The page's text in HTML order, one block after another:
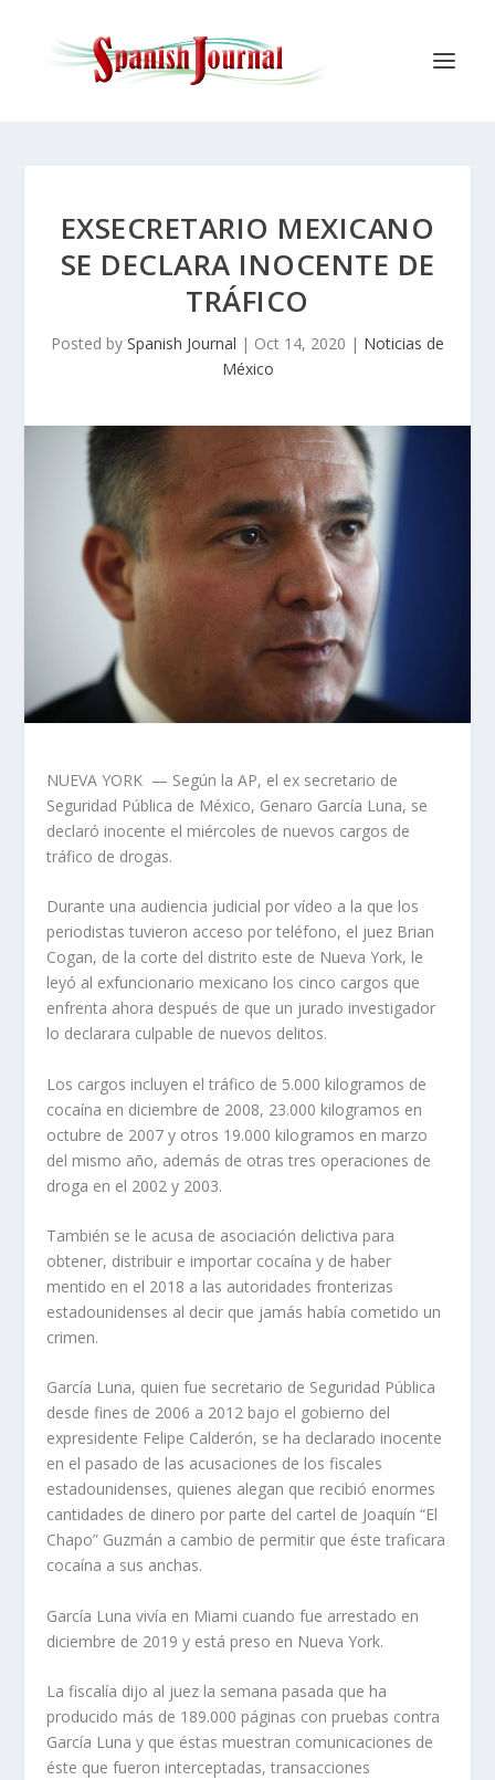
EXSECRETARIO MEXICANO
SE DECLARA INOCENTE DE
TRÁFICO
Posted by Spanish Journal | Oct 14, 2020 | Noticias de
México
NUEVA YORK — Según la AP, el ex secretario de
Seguridad Pública de México, Genaro García Luna, se
declaró inocente el miércoles de nuevos cargos de
tráfico de drogas.
Durante una audiencia judicial por vídeo a la que los
periodistas tuvieron acceso por teléfono, el juez Brian
Cogan, de la corte del distrito este de Nueva York, le
leyó al exfuncionario mexicano los cinco cargos que
enfrenta ahora después de que un jurado investigador
lo declarara culpable de nuevos delitos.
Los cargos incluyen el tráfico de 5.000 kilogramos de
cocaína en diciembre de 2008, 23.000 kilogramos en
octubre de 2007 y otros 19.000 kilogramos en marzo
del mismo año, además de otras tres operaciones de
droga en el 2002 y 2003.
También se le acusa de asociación delictiva para
obtener, distribuir e importar cocaína y de haber
mentido en el 2018 a las autoridades fronterizas
estadounidenses al decir que jamás había cometido un
crimen.
García Luna, quien fue secretario de Seguridad Pública
desde fines de 2006 a 2012 bajo el gobierno del
expresidente Felipe Calderón, se ha declarado inocente
en el pasado de las acusaciones de los fiscales
estadounidenses, quienes alegan que recibió enormes
cantidades de dinero por parte del cartel de Joaquín “El
Chapo” Guzmán a cambio de permitir que éste traficara
cocaína a sus anchas.
García Luna vivía en Miami cuando fue arrestado en
diciembre de 2019 y está preso en Nueva York.
La fiscalía dijo al juez la semana pasada que ha
producido más de 189.000 páginas con pruebas contra
García Luna y que éstas muestran comunicaciones de
éste que fueron interceptadas, transacciones